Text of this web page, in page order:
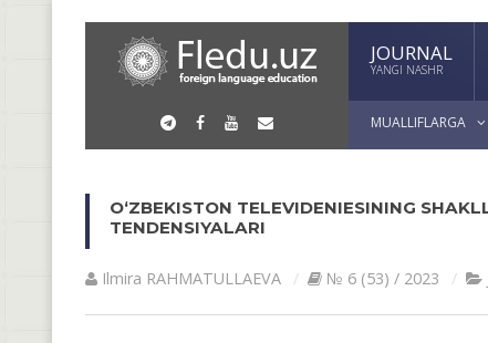
JOURNAL
YANGI NASHR
MUALLIFLARGA
O‘ZBEKISTON TELEVIDENIESINING
TENDENSIYALARI
Ilmira RAHMATULLAEVA № 6 (53) / 2023